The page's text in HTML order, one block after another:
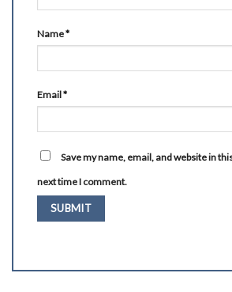
Name*
Email*
Save my name, email, and website in
next time I comment.